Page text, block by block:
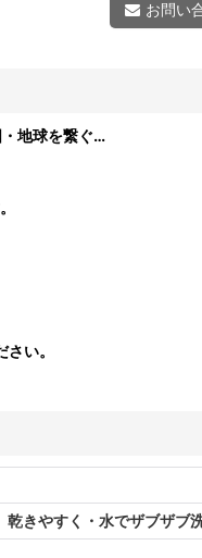
お問い
地球を繋ぐ…
い。
きやすく・水でザブザブ